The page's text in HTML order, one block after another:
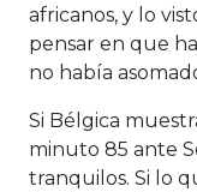
africanos, y lo
pensar en que
no había
Si Bélgica
minuto 85 ante
tranquilos. Si lo